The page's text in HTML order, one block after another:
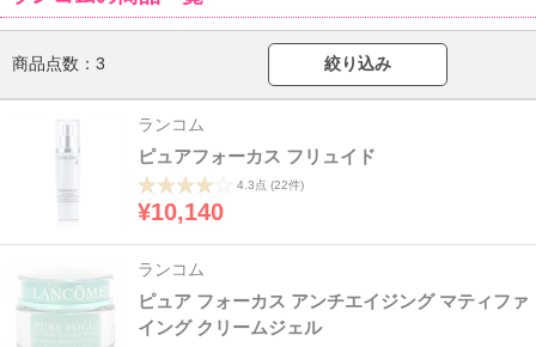
商品点数： 3 絞り込み
ランコム
ピュアフォーカス フリュイド
4.3点 (22件)
¥10,140
ランコム
ピュア フォーカス アンチエイジング マティファ
イング クリームジェル